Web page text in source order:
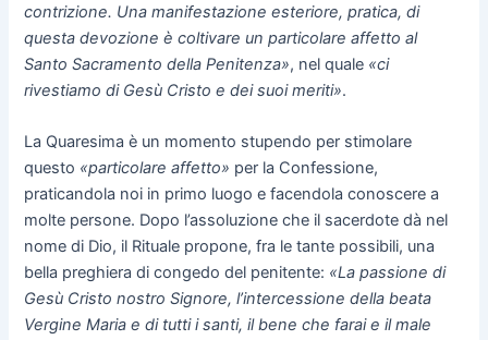
contrizione. Una manifestazione esteriore, pratica, di
questa devozione è coltivare un particolare affetto al
Santo Sacramento della Penitenza», nel quale «ci
rivestiamo di Gesù Cristo e dei suoi meriti».
La Quaresima è un momento stupendo per stimolare
questo «particolare affetto» per la Confessione,
praticandola noi in primo luogo e facendola conoscere a
molte persone. Dopo l’assoluzione che il sacerdote dà nel
nome di Dio, il Rituale propone, fra le tante possibili, una
bella preghiera di congedo del penitente: «La passione di
Gesù Cristo nostro Signore, l’intercessione della beata
Vergine Maria e di tutti i santi, il bene che farai e il male